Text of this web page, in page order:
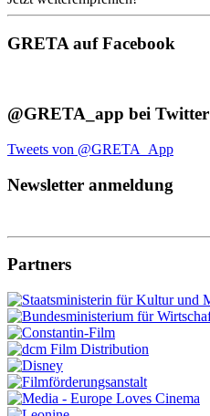
GRETA auf Facebook
@GRETA_app bei Twitter
Tweets von @GRETA_App
Newsletter anmeldung
Partners